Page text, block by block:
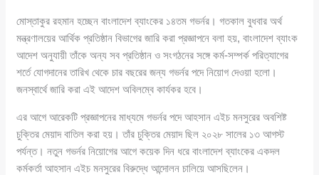
মোস্তাকুর রহমান হচ্ছেন বাংলাদেশ ব্যাংকের ১৪তম গভর্নর। গতকাল বুধবার অর্থ
মন্ত্রণালয়ের আর্থিক প্রতিষ্ঠান বিভাগের জারি করা প্রজ্ঞাপনে বলা হয়, বাংলাদেশ ব্যাংক
আদেশ অনুযায়ী তাঁকে অন্য সব প্রতিষ্ঠান ও সংগঠনের সঙ্গে কর্ম-সম্পর্ক পরিত্যাগের
শর্তে যোগদানের তারিখ থেকে চার বছরের জন্য গভর্নর পদে নিয়োগ দেওয়া হলো।
জনস্বার্থে জারি করা এই আদেশ অবিলম্বে কার্যকর হবে।
এর আগে আরেকটি প্রজ্ঞাপনের মাধ্যমে গভর্নর পদে আহসান এইচ মনসুরের অবশিষ্ট
চুক্তির মেয়াদ বাতিল করা হয়। তাঁর চুক্তির মেয়াদ ছিল ২০২৮ সালের ১৩ আগস্ট
পর্যন্ত। নতুন গভর্নর নিয়োগের আগে কয়েক দিন ধরে বাংলাদেশ ব্যাংকের একদল
কর্মকর্তা আহসান এইচ মনসুরের বিরুদ্ধে আন্দোলন চালিয়ে আসছিলেন।